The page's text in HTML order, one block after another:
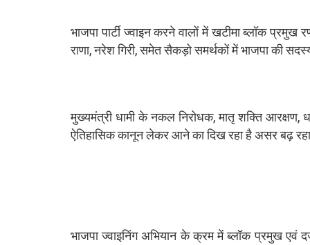
भाजपा पार्टी ज्वाइन करने वालों में खटीमा ब्लॉक
राणा, नरेश गिरी, समेत सैकड़ो समर्थकों में भाजपा की
मुख्यमंत्री धामी के नकल निरोधक, मातृ शक्ति आरक्षण,
ऐतिहासिक कानून लेकर आने का दिख रहा है असर बढ़
भाजपा ज्वाइनिंग अभियान के क्रम में ब्लॉक प्रमुख एवं